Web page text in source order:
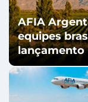
AFIA
equipes
lançamento